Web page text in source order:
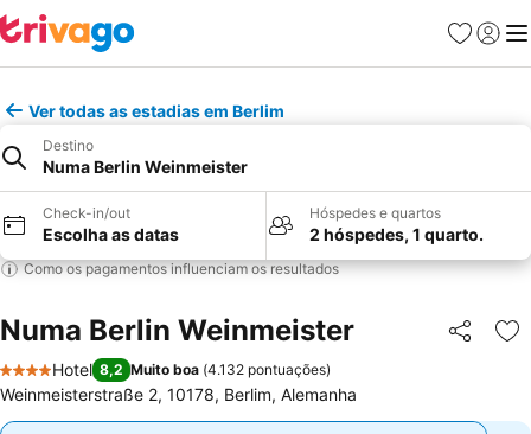
Favoritos
Iniciar
Ver todas as estadias em Berlim
Destino
Numa Berlin Weinmeister
Check-in/out
Escolha as datas
Hóspedes e quartos
2 hóspedes, 1 quarto.
Como os pagamentos influenciam os resultados
Numa Berlin Weinmeister Partilhar
4 Estrelas
Hotel 8,2 Muito boa (4.132 pontuações)
Weinmeisterstraße 2, 10178, Berlim, Alemanha